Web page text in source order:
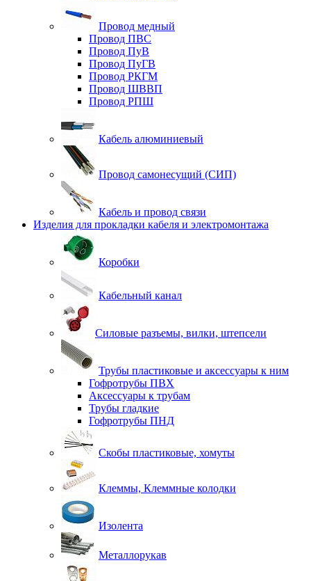
Провод медный
Провод ПВС
Провод ПуВ
Провод ПуГВ
Провод РКГМ
Провод ШВВП
Провод РПШ
Кабель алюминиевый
Провод самонесущий (СИП)
Кабель и провод связи
Изделия для прокладки кабеля и электромонтажа
Коробки
Кабельный канал
Силовые разъемы, вилки, штепсели
Трубы пластиковые и аксессуары к ним
Гофротрубы ПВХ
Аксессуары к трубам
Трубы гладкие
Гофротрубы ПНД
Скобы пластиковые, хомуты
Клеммы, Клеммные колодки
Изолента
Металлорукав